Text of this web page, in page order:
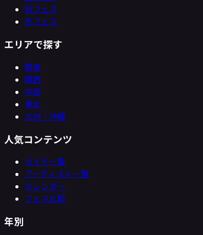
秋フェス
冬フェス
エリアで探す
関東
関西
中部
東北
九州・沖縄
人気コンテンツ
ガイド一覧
アーティスト一覧
カレンダー
フェス比較
年別